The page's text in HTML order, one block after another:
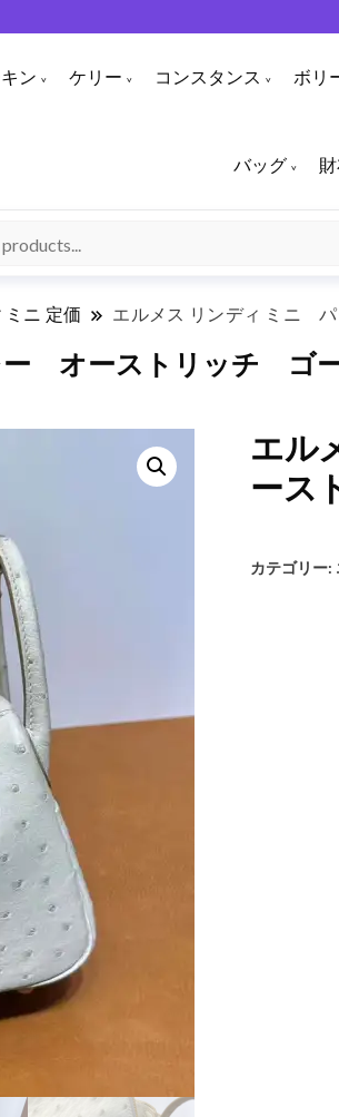
ン ケリー コンスタンス ボリ
バッグ
ミニ 定価 エルメス リンディ ミニ
オーストリッチ ゴ
エル
ース
カテゴリー: